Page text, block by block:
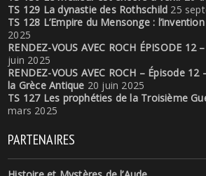
TS 129 La dynastie des Rothschild 25
TS 128 L’Empire du Mensonge :
2025
RENDEZ-VOUS AVEC ROCH ÉPISODE 12
juin 2025
RENDEZ-VOUS AVEC ROCH – Épisode
la Grèce Antique 20 juin 2025
TS 127 Les prophéties de la Troisième
mars 2025
PARTENAIRES